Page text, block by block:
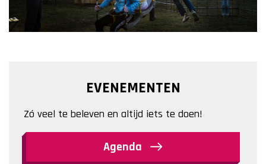
EVENEMENTEN
Zó veel te beleven en altijd iets te doen!
Agenda